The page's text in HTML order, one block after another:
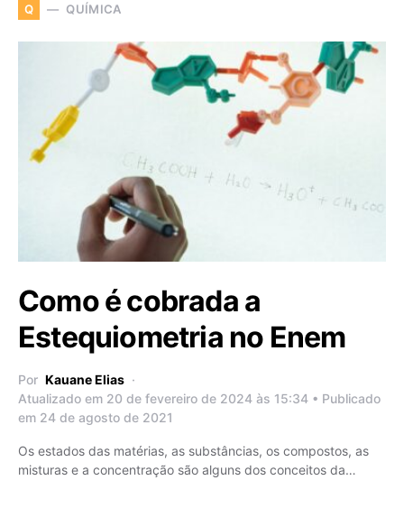
Q QUÍMICA
Como é cobrada a
Estequiometria no Enem
Por Kauane Elias
Atualizado em 20 de fevereiro de 2024 às 15:34 • Publicado
em 24 de agosto de 2021
Os estados das matérias, as substâncias, os compostos, as
misturas e a concentração são alguns dos conceitos da…